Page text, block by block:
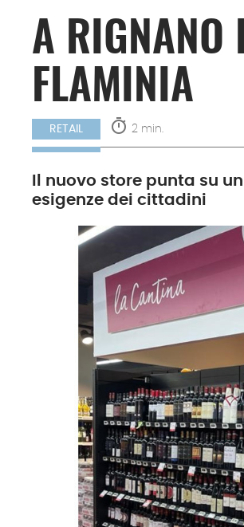
A RIGNANO
FLAMINIA
RETAIL timer 2 min.
Il nuovo store punta su
esigenze dei cittadini